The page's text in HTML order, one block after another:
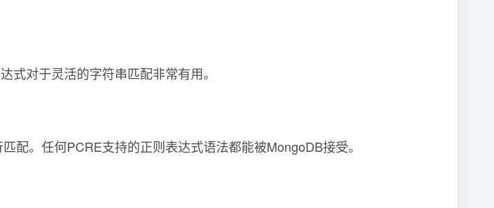
式对于灵活的字符串匹配非常有用。
配。任何PCRE支持的正则表达式语法都能被MongoDB接受。